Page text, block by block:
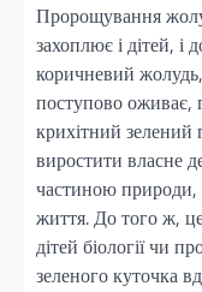
Пророщування
захоплює і дітей, і
коричневий
поступово оживає,
крихітний зелений
виростити власне
частиною природи,
життя. До того ж,
дітей біології чи
зеленого куточка